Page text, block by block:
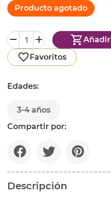
Producto agotado
Añadir
Favoritos
Edades:
3-4 años
Compartir por:
Descripción